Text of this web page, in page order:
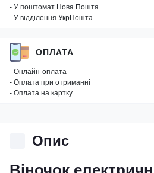
- У поштомат Нова Пошта
- У відділення УкрПошта
ОПЛАТА
- Онлайн-оплата
- Оплата при отриманні
- Оплата на картку
Опис